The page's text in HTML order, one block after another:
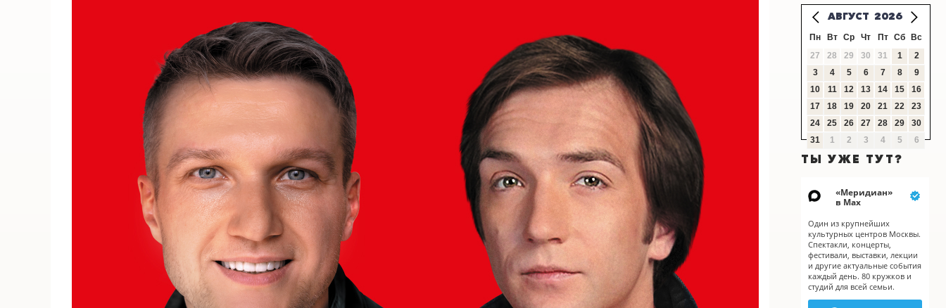
ПОИСК ПО МЕРОПРИЯТИЯМ X
АВГУСТ 2026
Пн Вт Ср Чт Пт Сб
Вс
27
28 29 30 31 1
2
3
4 5 6 7 8
9
10
11 12 13 14 15
16
17
18 19 20 21 22
23
24
25 26 27 28 29
30
31
1 2 3 4 5 6
ТЫ УЖЕ ТУТ?
«Меридиан»
в Мах
Один из крупнейших
культурных центров Москвы.
Спектакли, концерты,
фестивали, выставки, лекции
и другие актуальные события
каждый день. 80 кружков и
студий для всей семьи.